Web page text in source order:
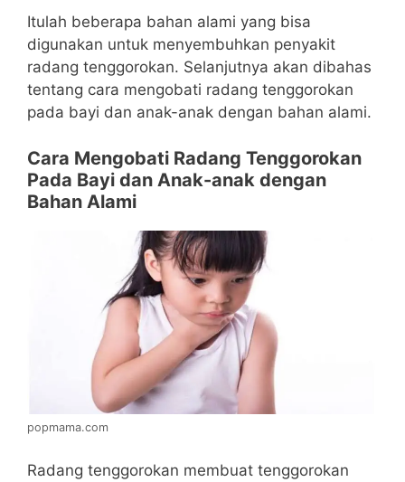
Itulah beberapa bahan alami yang bisa
digunakan untuk menyembuhkan penyakit
radang tenggorokan. Selanjutnya akan dibahas
tentang cara mengobati radang tenggorokan
pada bayi dan anak-anak dengan bahan alami.
Cara Mengobati Radang Tenggorokan
Pada Bayi dan Anak-anak dengan
Bahan Alami
popmama.com
Radang tenggorokan membuat tenggorokan